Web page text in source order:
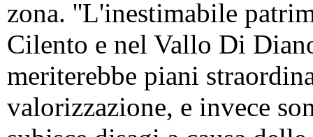
zona. ''L'inestimabile
Cilento e nel Vallo Di
meriterebbe piani
valorizzazione, e invece